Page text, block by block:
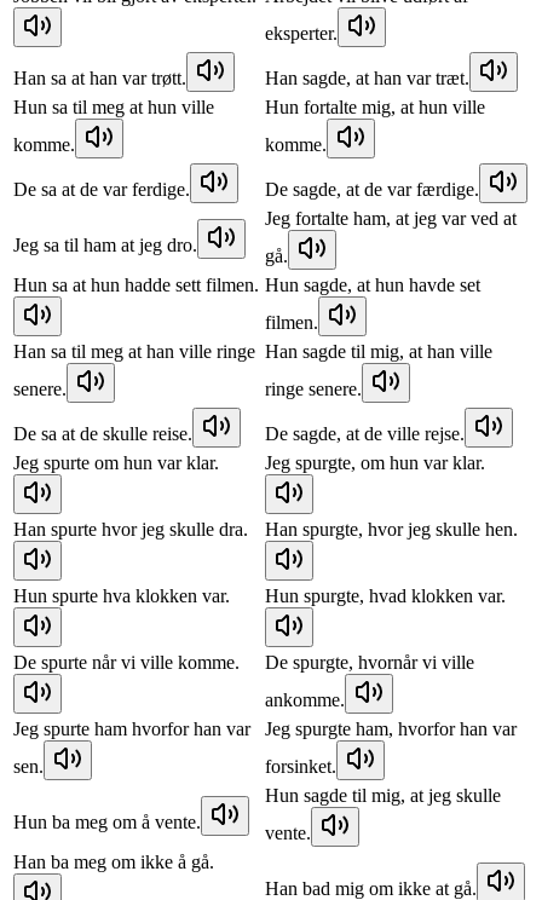
eksperter.
Han sa at han var trøtt.
Han sagde, at han var træt.
Hun sa til meg at hun ville
komme.
Hun fortalte mig, at hun ville
komme.
De sa at de var ferdige. De sagde, at de var færdige.
Jeg sa til ham at jeg dro.
Jeg fortalte ham, at jeg var ved at
gå.
Hun sa at hun hadde sett filmen. Hun sagde, at hun havde set
filmen.
Han sa til meg at han ville ringe
senere.
Han sagde til mig, at han ville
ringe senere.
De sa at de skulle reise.
De sagde, at de ville rejse.
Jeg spurte om hun var klar.
Jeg spurgte, om hun var klar.
Han spurte hvor jeg skulle dra. Han spurgte, hvor jeg skulle hen.
Hun spurte hva klokken var. Hun spurgte, hvad klokken var.
De spurte når vi ville komme.
De spurgte, hvornår vi ville
ankomme.
Jeg spurte ham hvorfor han var
sen.
Jeg spurgte ham, hvorfor han var
forsinket.
Hun ba meg om å vente.
Hun sagde til mig, at jeg skulle
vente.
Han ba meg om ikke å gå.
Han bad mig om ikke at gå.